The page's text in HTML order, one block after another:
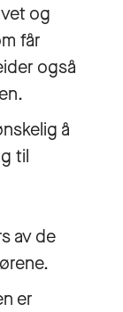
og
får
også
å
til
av de
er